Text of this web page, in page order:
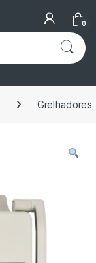
0
Grelhadores